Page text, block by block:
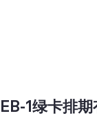
EB-1绿卡排